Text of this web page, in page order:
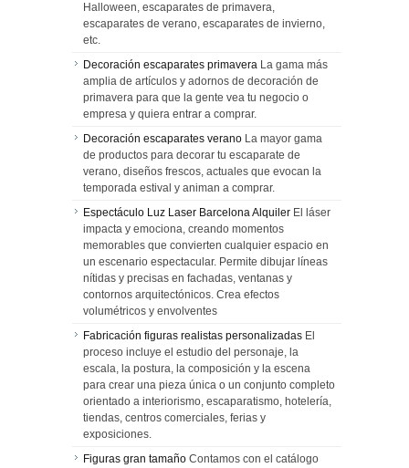
Halloween, escaparates de primavera,
escaparates de verano, escaparates de invierno,
etc.
Decoración escaparates primavera La gama más
amplia de artículos y adornos de decoración de
primavera para que la gente vea tu negocio o
empresa y quiera entrar a comprar.
Decoración escaparates verano La mayor gama
de productos para decorar tu escaparate de
verano, diseños frescos, actuales que evocan la
temporada estival y animan a comprar.
Espectáculo Luz Laser Barcelona Alquiler El láser
impacta y emociona, creando momentos
memorables que convierten cualquier espacio en
un escenario espectacular. Permite dibujar líneas
nítidas y precisas en fachadas, ventanas y
contornos arquitectónicos. Crea efectos
volumétricos y envolventes
Fabricación figuras realistas personalizadas El
proceso incluye el estudio del personaje, la
escala, la postura, la composición y la escena
para crear una pieza única o un conjunto completo
orientado a interiorismo, escaparatismo, hotelería,
tiendas, centros comerciales, ferias y
exposiciones.
Figuras gran tamaño Contamos con el catálogo